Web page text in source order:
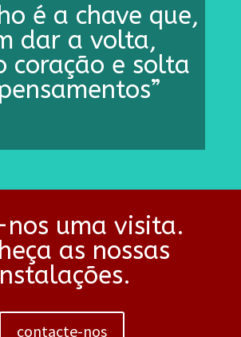
é a chave que,
dar a volta,
coração e solta
nos uma visita.
as nossas
contacte-nos